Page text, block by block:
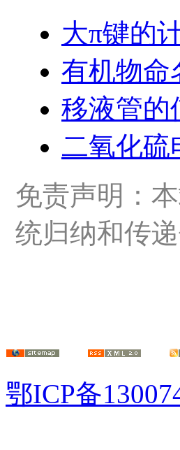
大π键的
有机物命
移液管的
二氧化硫
免责声明：
统归纳和传
鄂ICP备